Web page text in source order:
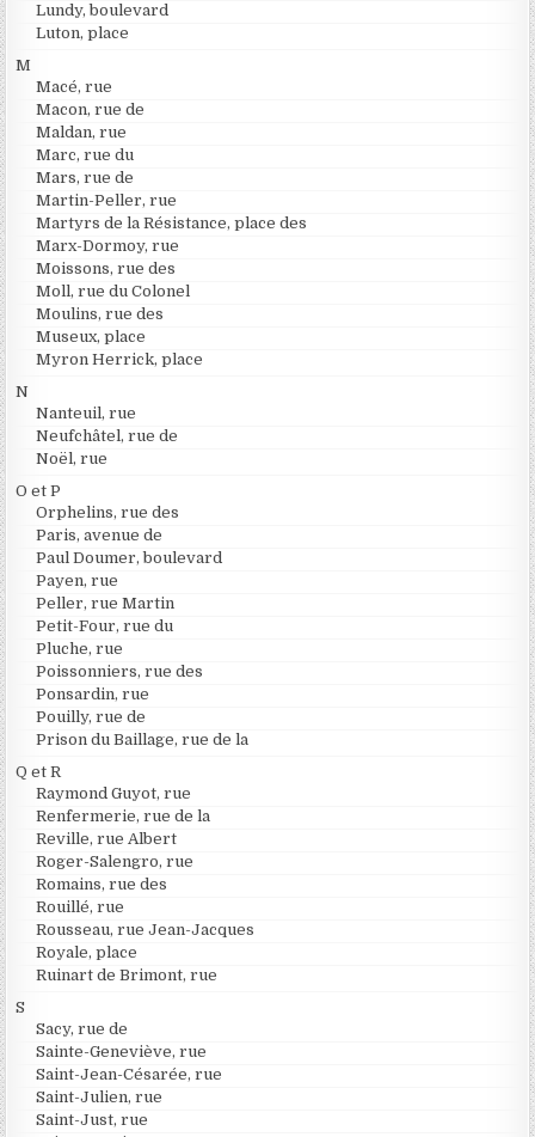
Lundy, boulevard
Luton, place
M
Macé, rue
Macon, rue de
Maldan, rue
Marc, rue du
Mars, rue de
Martin-Peller, rue
Martyrs de la Résistance, place des
Marx-Dormoy, rue
Moissons, rue des
Moll, rue du Colonel
Moulins, rue des
Museux, place
Myron Herrick, place
N
Nanteuil, rue
Neufchâtel, rue de
Noël, rue
O et P
Orphelins, rue des
Paris, avenue de
Paul Doumer, boulevard
Payen, rue
Peller, rue Martin
Petit-Four, rue du
Pluche, rue
Poissonniers, rue des
Ponsardin, rue
Pouilly, rue de
Prison du Baillage, rue de la
Q et R
Raymond Guyot, rue
Renfermerie, rue de la
Reville, rue Albert
Roger-Salengro, rue
Romains, rue des
Rouillé, rue
Rousseau, rue Jean-Jacques
Royale, place
Ruinart de Brimont, rue
S
Sacy, rue de
Sainte-Geneviève, rue
Saint-Jean-Césarée, rue
Saint-Julien, rue
Saint-Just, rue